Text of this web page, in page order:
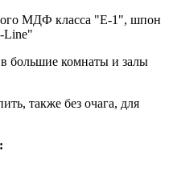
МДФ класса "Е-1", шпон
Line"
большие комнаты и залы
также без очага, для